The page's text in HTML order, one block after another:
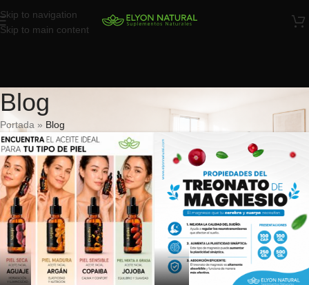
Skip to navigation
Skip to main content
Blog
Portada » Blog